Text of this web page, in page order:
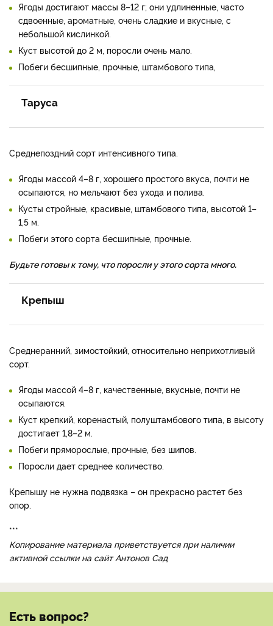
Ягоды достигают массы 8–12 г; они удлиненные, часто
сдвоенные, ароматные, очень сладкие и вкусные, с
небольшой кислинкой.
Куст высотой до 2 м, поросли очень мало.
Побеги бесшипные, прочные, штамбового типа,
Таруса
Среднепоздний сорт интенсивного типа.
Ягоды массой 4–8 г, хорошего простого вкуса, почти не
осыпаются, но мельчают без ухода и полива.
Кусты стройные, красивые, штамбового типа, высотой 1–
1,5 м.
Побеги этого сорта бесшипные, прочные.
Будьте готовы к тому, что поросли у этого сорта много.
Крепыш
Среднеранний, зимостойкий, относительно неприхотливый
сорт.
Ягоды массой 4–8 г, качественные, вкусные, почти не
осыпаются.
Куст крепкий, коренастый, полуштамбового типа, в высоту
достигает 1,8–2 м.
Побеги пряморослые, прочные, без шипов.
Поросли дает среднее количество.
Крепышу не нужна подвязка – он прекрасно растет без
опор.
***
Копирование материала приветствуется при наличии
активной ссылки на сайт Антонов Сад
Есть вопрос?